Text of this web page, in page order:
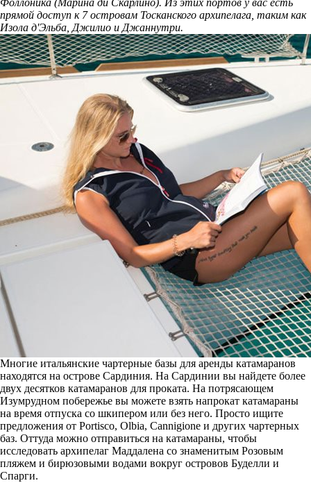
Фоллоника (Марина ди Скарлино). Из этих портов у вас есть
прямой доступ к 7 островам Тосканского архипелага, таким как
Изола д'Эльба, Джилио и Джаннутри.
Многие итальянские чартерные базы для аренды катамаранов
находятся на острове Сардиния. На Сардинии вы найдете более
двух десятков катамаранов для проката. На потрясающем
Изумрудном побережье вы можете взять напрокат катамараны
на время отпуска со шкипером или без него. Просто ищите
предложения от Portisco, Olbia, Cannigione и других чартерных
баз. Оттуда можно отправиться на катамараны, чтобы
исследовать архипелаг Маддалена со знаменитым Розовым
пляжем и бирюзовыми водами вокруг островов Буделли и
Спарги.